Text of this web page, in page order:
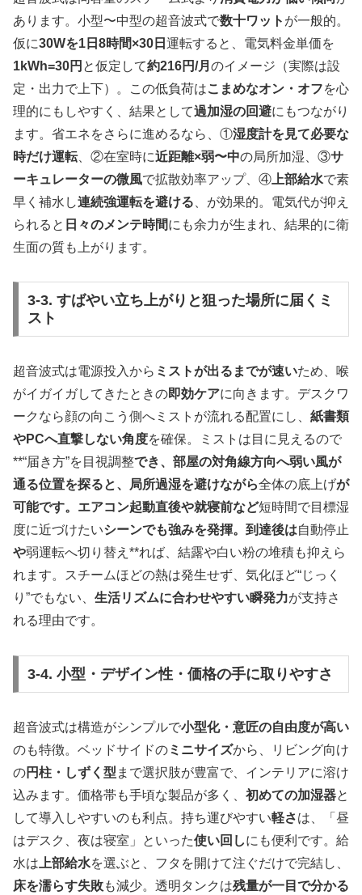
あります。小型〜中型の超音波式で数十ワット が一般的。
仮に30Wを1日8時間×30日 運転すると、電気料金単価を
1kWh=30円 と仮定して約216円/月 のイメージ（実際は設
定・出力で上下）。この低負荷はこまめなオン・オフを心
理的にもしやすく、結果として過加湿の回避にもつながり
ます。省エネをさらに進めるなら、①湿度計を見て必要な
時だけ運転、②在室時に近距離×弱〜中の局所加湿、③サ
ーキュレーターの微風で拡散効率アップ、④ 上部給水で素
早く補水し連続強運転を避ける 、が効果的。電気代が抑え
られると 日々のメンテ時間にも余力が生まれ、結果的に衛
生面の質も上がります。
3-3. すばやい立ち上がりと狙った場所に届くミ
スト
超音波式は電源投入から ミストが出るまでが速いため、喉
がイガイガしてきたときの即効ケアに向きます。デスクワ
ークなら顔の向こう側へミストが流れる配置にし、 紙書類
やPCへ直撃しない角度を確保。ミストは目に見えるので
**“届き方”を目視調整でき、部屋の対角線方向へ弱い風が
通る位置を探ると、局所過湿を避けながら全体の底上げが
可能です。エアコン起動直後や就寝前など短時間で目標湿
度に近づけたいシーンでも強みを発揮。到達後は自動停止
や弱運転へ切り替え**れば、結露や白い粉の堆積も抑えら
れます。スチームほどの熱は発生せず、気化ほど“じっく
り”でもない、 生活リズムに合わせやすい瞬発力が支持さ
れる理由です。
3-4. 小型・デザイン性・価格の手に取りやすさ
超音波式は構造がシンプルで小型化・意匠の自由度が高い
のも特徴。ベッドサイドのミニサイズから、リビング向け
の円柱・しずく型 まで選択肢が豊富で、インテリアに溶け
込みます。価格帯も手頃な製品が多く、 初めての加湿器と
して導入しやすいのも利点。持ち運びやすい軽さは、「昼
はデスク、夜は寝室」といった使い回しにも便利です。給
水は 上部給水を選ぶと、フタを開けて注ぐだけで完結し、
床を濡らす失敗も減少。透明タンクは残量が一目で分かる